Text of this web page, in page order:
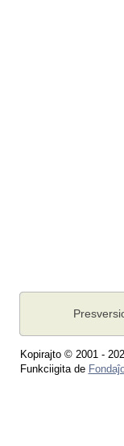
Kopirajto © 2001 -
Funkciigita de